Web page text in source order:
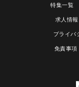
特集一覧
求人情報
プライバ
免責事項